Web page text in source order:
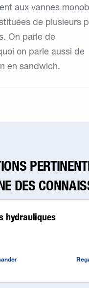
aux vannes
de plusieurs
On parle de
on parle aussi de
en sandwich.
DES
hydrauliques